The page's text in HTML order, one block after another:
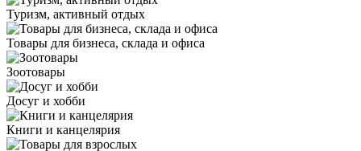
Туризм, активный отдых
Товары для бизнеса, склада и офиса
Зоотовары
Досуг и хобби
Книги и канцелярия